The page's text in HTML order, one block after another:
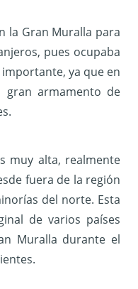
la Gran Muralla para
pues ocupaba
ya que en
armamento de
muy alta, realmente
fuera de la región
del norte. Esta
de varios países
Muralla durante el